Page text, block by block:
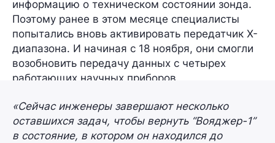
информацию о техническом состоянии зонда.
Поэтому ранее в этом месяце специалисты
попытались вновь активировать передатчик X-
диапазона. И начиная с 18 ноября, они смогли
возобновить передачу данных с четырех
работающих научных приборов.
«Сейчас инженеры завершают несколько
оставшихся задач, чтобы вернуть “Вояджер-1”
в состояние, в котором он находился до